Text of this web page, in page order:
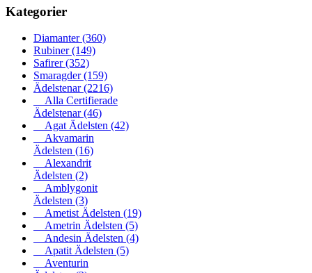
Kategorier
Diamanter(360)
Rubiner(149)
Safirer(352)
Smaragder(159)
Ädelstenar(2216)
Alla Certifierade
Ädelstenar(46)
Agat Ädelsten (42)
Akvamarin
Ädelsten (16)
Alexandrit
Ädelsten (2)
Amblygonit
Ädelsten (3)
Ametist Ädelsten (19)
Ametrin Ädelsten (5)
Andesin Ädelsten (4)
Apatit Ädelsten (5)
Aventurin